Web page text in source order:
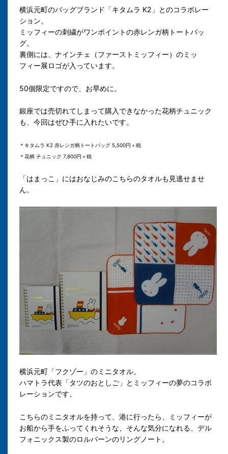
横浜元町のバッグブランド「キタムラ K2」とのコラボレー
ション。
ミッフィーの刺繍がワンポイントの赤レンガ柄トートバッ
グ。
裏側には、ナインチェ（ファーストミッフィー）のミッ
フィー展ロゴが入っています。
50個限定ですので、お早めに。
銀座では売切れてしまって購入できなかった花柄チュニック
も、今回はぜひ手に入れたいです。
＊キタムラ K2 赤レンガ柄トートバッグ 5,500円＋税
＊花柄 チュニック 7,800円＋税
「はまっこ」にはおなじみのこちらのタオルも見逃せませ
ん。
横浜元町「フクゾー」のミニタオル。
ハマトラ代表「タツのおとしご」とミッフィーの夢のコラボ
レーションです。
こちらのミニタオルを持って、港に行ったら、ミッフィーが
お船から手をふってくれそうな、そんな気分になれる、デル
フォニックス製のロルバーンのリングノート。